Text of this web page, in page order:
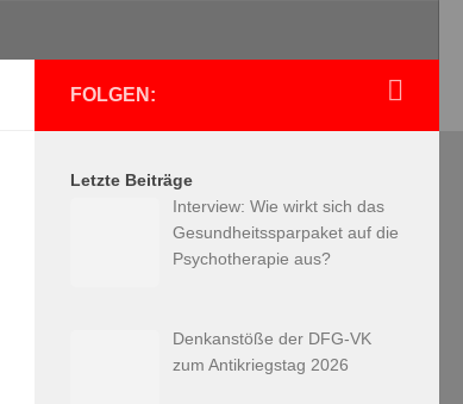
FOLGEN:
Letzte Beiträge
Interview: Wie wirkt sich das
Gesundheitssparpaket auf die
Psychotherapie aus?
Denkanstöße der DFG-VK
zum Antikriegstag 2026